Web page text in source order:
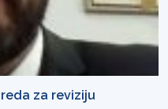
za reviziju